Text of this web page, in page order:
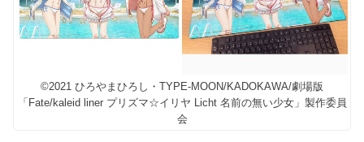
©2021 ひろやまひろし・TYPE-MOON/KADOKAWA/劇場版
「Fate/kaleid liner プリズマ☆イリヤ Licht 名前の無い少女」製作委員
会